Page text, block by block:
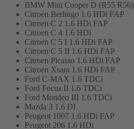
BMW Mini Cooper D (R55 R56)
Citroen Berlingo 1.6 HDi FAP
Citroen C 2 1.6 HDi FAP
Citroen C 4 1.6 HDi
Citroen C 5 I 1.6 HDi FAP
Citroen C 5 II 1.6 HDi FAP
Citroen Picasso 1.6 HDi FAP
Citroen Xsara 1.6 HDi FAP
Ford C-MAX 1.6 TDCi
Ford Focus II 1.6 TDCi
Ford Mondeo III 1.6 TDCi
Mazda 3 1.6 DI
Peugeot 1007 1.6 HDi FAP
Peugeot 206 1.6 HDi